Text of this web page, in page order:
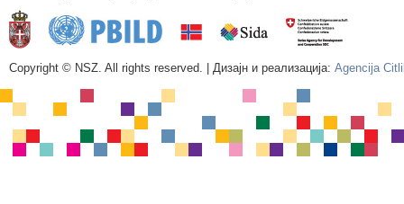
Copyright © NSZ. All rights reserved. | Дизајн и реализација: Agencija